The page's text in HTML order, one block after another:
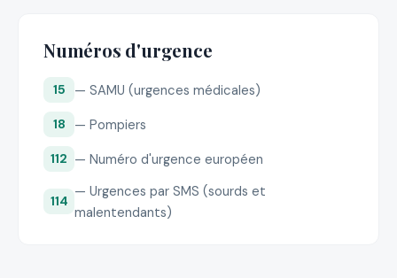
Numéros d'urgence
15 — SAMU (urgences médicales)
18 — Pompiers
112 — Numéro d'urgence européen
114
— Urgences par SMS (sourds et
malentendants)